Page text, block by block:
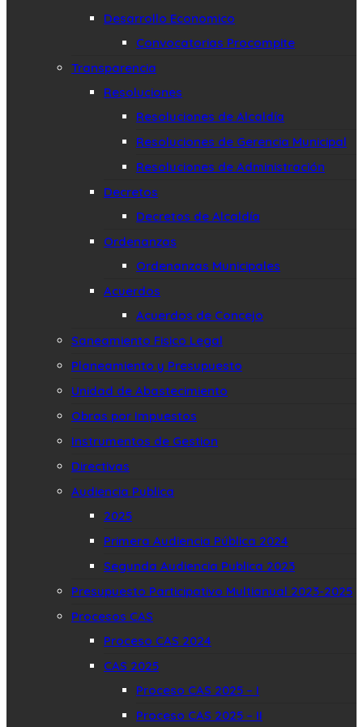
Desarrollo Economico
Convocatorias Procompite
Transparencia
Resoluciones
Resoluciones de Alcaldía
Resoluciones de Gerencia Municipal
Resoluciones de Administración
Decretos
Decretos de Alcaldía
Ordenanzas
Ordenanzas Municipales
Acuerdos
Acuerdos de Concejo
Saneamiento Fisico Legal
Planeamiento y Presupuesto
Unidad de Abastecimiento
Obras por Impuestos
Instrumentos de Gestion
Directivas
Audiencia Publica
2025
Primera Audiencia Pública 2024
Segunda Audiencia Publica 2023
Presupuesto Participativo Multianual 2023-2025
Procesos CAS
Proceso CAS 2024
CAS 2025
Proceso CAS 2025 – I
Proceso CAS 2025 – II